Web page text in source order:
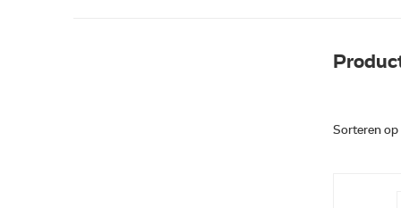
Sorteren op